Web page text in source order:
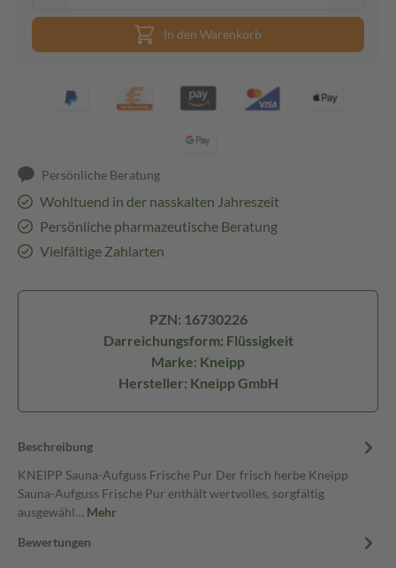
In den Warenkorb
Persönliche Beratung
Wohltuend in der nasskalten Jahreszeit
Persönliche pharmazeutische Beratung
Vielfältige Zahlarten
PZN: 16730226
Darreichungsform: Flüssigkeit
Marke: Kneipp
Hersteller: Kneipp GmbH
Beschreibung
KNEIPP Sauna-Aufguss Frische Pur Der frisch herbe Kneipp
Sauna-Aufguss Frische Pur enthält wertvolles, sorgfältig
ausgewähl… Mehr
Bewertungen